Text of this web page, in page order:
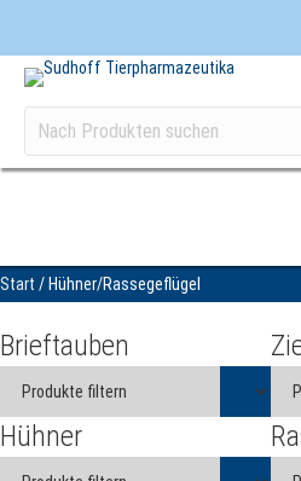
Start / Hühner/Rassegeflügel
Brieftauben
Hühner